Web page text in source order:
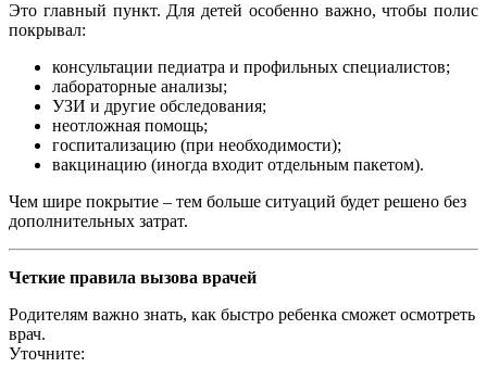
Это главный пункт. Для детей особенно важно, чтобы полис
покрывал:
консультации педиатра и профильных специалистов;
лабораторные анализы;
УЗИ и другие обследования;
неотложная помощь;
госпитализацию (при необходимости);
вакцинацию (иногда входит отдельным пакетом).
Чем шире покрытие – тем больше ситуаций будет решено без
дополнительных затрат.
Четкие правила вызова врачей
Родителям важно знать, как быстро ребенка сможет осмотреть
врач.
Уточните: